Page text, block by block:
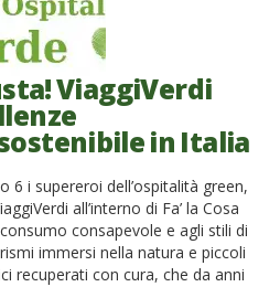
ViaggiVerdi
in Italia
6 i supereroi dell’ospitalità green,
all’interno di Fa’ la Cosa
consapevole e agli stili di
immersi nella natura e piccoli
recuperati con cura, che da anni